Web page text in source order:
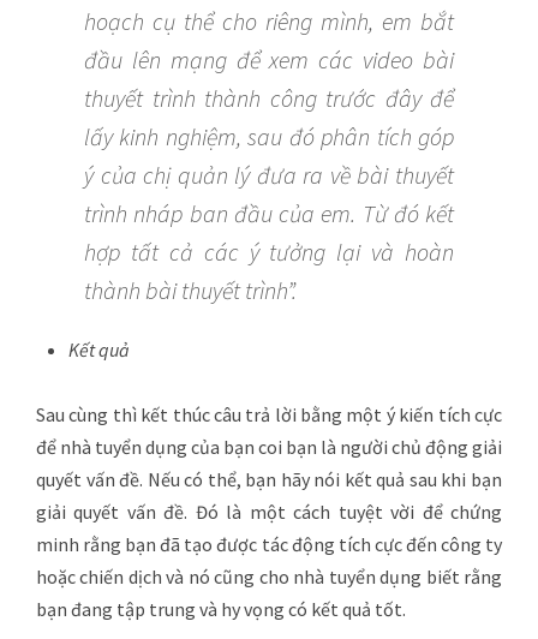
hoạch cụ thể cho riêng mình, em bắt
đầu lên mạng để xem các video bài
thuyết trình thành công trước đây để
lấy kinh nghiệm, sau đó phân tích góp
ý của chị quản lý đưa ra về bài thuyết
trình nháp ban đầu của em. Từ đó kết
hợp tất cả các ý tưởng lại và hoàn
thành bài thuyết trình”.
Kết quả
Sau cùng thì kết thúc câu trả lời bằng một ý kiến tích cực
để nhà tuyển dụng của bạn coi bạn là người chủ động giải
quyết vấn đề. Nếu có thể, bạn hãy nói kết quả sau khi bạn
giải quyết vấn đề. Đó là một cách tuyệt vời để chứng
minh rằng bạn đã tạo được tác động tích cực đến công ty
hoặc chiến dịch và nó cũng cho nhà tuyển dụng biết rằng
bạn đang tập trung và hy vọng có kết quả tốt.